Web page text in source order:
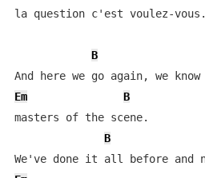
la question c'est voulez-vous.
B
Em
B
masters of the scene.
B